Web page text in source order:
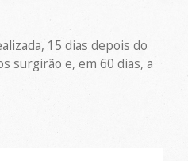
15 dias depois do
surgirão e, em 60 dias, a